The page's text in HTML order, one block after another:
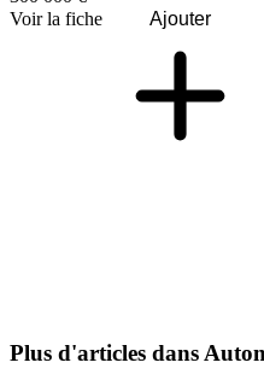
Voir la fiche
Ajouter
Plus d'articles dans